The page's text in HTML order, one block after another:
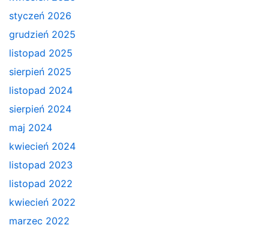
styczeń 2026
grudzień 2025
listopad 2025
sierpień 2025
listopad 2024
sierpień 2024
maj 2024
kwiecień 2024
listopad 2023
listopad 2022
kwiecień 2022
marzec 2022